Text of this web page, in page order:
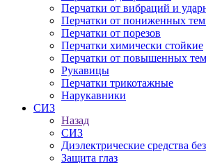
Перчатки от вибраций и
Перчатки от пониженных
Перчатки от порезов
Перчатки химически стойкие
Перчатки от повышенных
Рукавицы
Перчатки трикотажные
Нарукавники
СИЗ
Назад
СИЗ
Диэлектрические средства
Защита глаз